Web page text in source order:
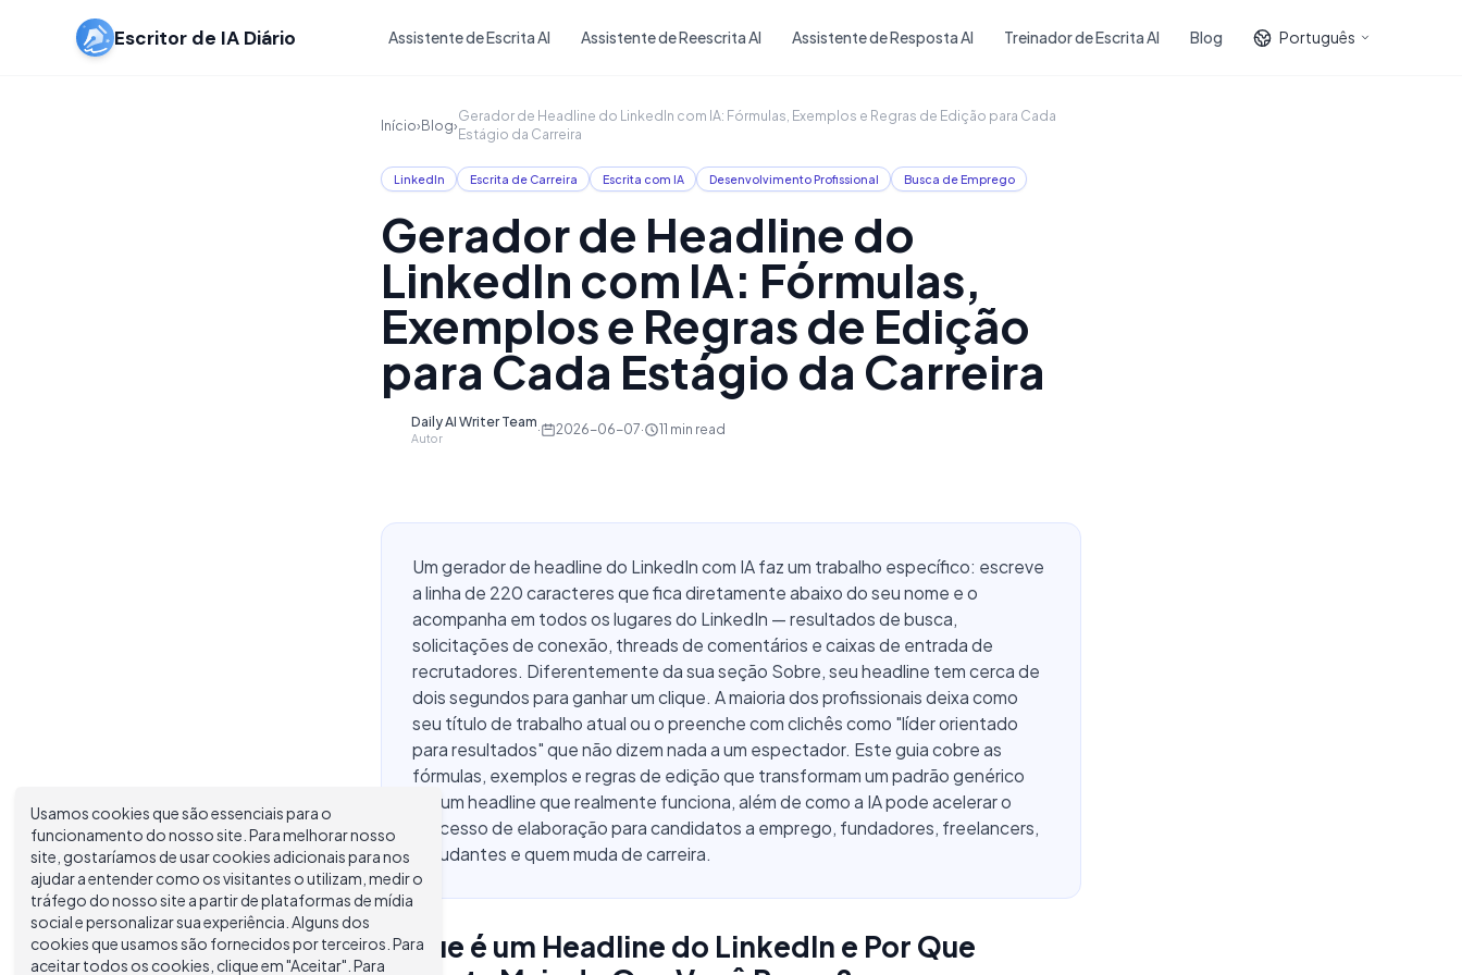
Escritor de IA Diário Assistente de Escrita AI Assistente de Reescrita AI Assistente de Resposta AI Treinador de Escrita AI Blog Português
Início›Blog›
Gerador de Headline do LinkedIn com IA: Fórmulas, Exemplos e Regras de Edição para Cada
Estágio da Carreira
LinkedIn Escrita de Carreira Escrita com IA Desenvolvimento Profissional Busca de Emprego
Gerador de Headline do
LinkedIn com IA: Fórmulas,
Exemplos e Regras de Edição
para Cada Estágio da Carreira
Daily AI Writer Team
Autor
· 2026-06-07· 11 min read
Um gerador de headline do LinkedIn com IA faz um trabalho específico: escreve
a linha de 220 caracteres que fica diretamente abaixo do seu nome e o
acompanha em todos os lugares do LinkedIn — resultados de busca,
solicitações de conexão, threads de comentários e caixas de entrada de
recrutadores. Diferentemente da sua seção Sobre, seu headline tem cerca de
dois segundos para ganhar um clique. A maioria dos profissionais deixa como
seu título de trabalho atual ou o preenche com clichês como "líder orientado
para resultados" que não dizem nada a um espectador. Este guia cobre as
fórmulas, exemplos e regras de edição que transformam um padrão genérico
em um headline que realmente funciona, além de como a IA pode acelerar o
processo de elaboração para candidatos a emprego, fundadores, freelancers,
estudantes e quem muda de carreira.
O que é um Headline do LinkedIn e Por Que
Usamos cookies que são essenciais para o
funcionamento do nosso site. Para melhorar nosso
site, gostaríamos de usar cookies adicionais para nos
ajudar a entender como os visitantes o utilizam, medir o
tráfego do nosso site a partir de plataformas de mídia
social e personalizar sua experiência. Alguns dos
cookies que usamos são fornecidos por terceiros. Para
aceitar todos os cookies, clique em "Aceitar". Para